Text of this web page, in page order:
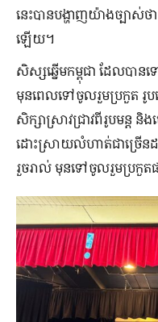
នេះបានបង្ហាញយ៉ាងច្បាស់ថា
ឡើយ។
សិស្សឆ្នើមកម្ពុជា ដែលបាន
មុន​ពេលទៅចូលរួមប្រកួត រូប​
សិក្សាស្រាវជ្រាវ​ពីរូបមន្ត និ
ដោះស្រាយ​លំហាត់ជាច្រើនដ
រួចរាល់ មុនទៅចូលរួមប្រកួត